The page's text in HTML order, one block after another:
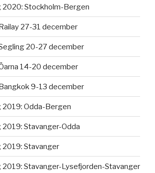
2020: Stockholm-Bergen
27-31 december
20-27 december
14-20 december
9-13 december
2019: Odda-Bergen
Stavanger-Odda
2019: Stavanger
2019: Stavanger-Lysefjorden-Stavanger